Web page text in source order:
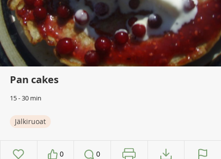
Pan cakes
15 - 30 min
Jälkiruoat
0 0